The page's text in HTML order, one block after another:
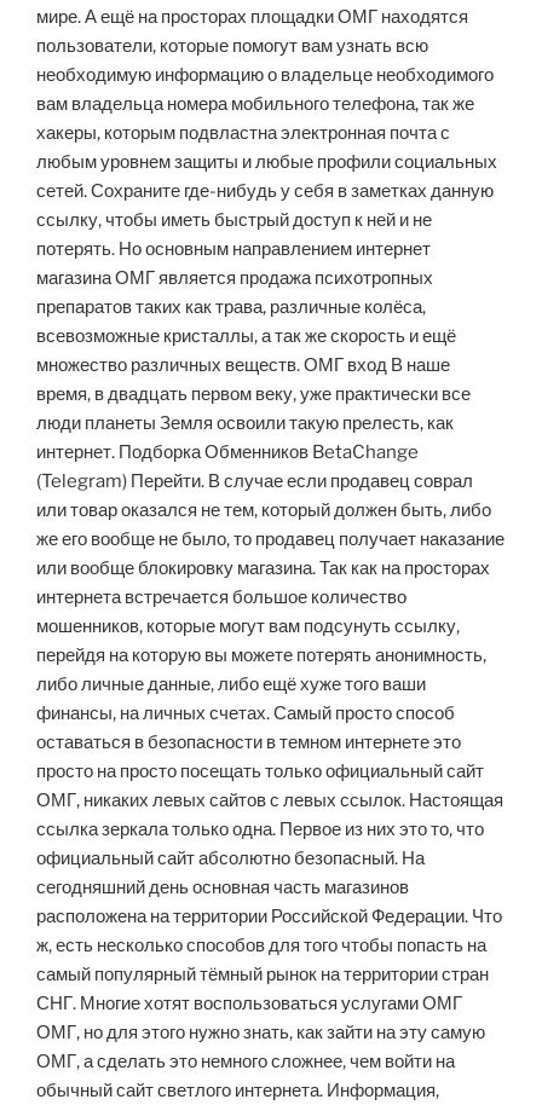
мире. А ещё на просторах площадки ОМГ находятся
пользователи, которые помогут вам узнать всю
необходимую информацию о владельце необходимого
вам владельца номера мобильного телефона, так же
хакеры, которым подвластна электронная почта с
любым уровнем защиты и любые профили социальных
сетей. Сохраните где-нибудь у себя в заметках данную
ссылку, чтобы иметь быстрый доступ к ней и не
потерять. Но основным направлением интернет
магазина ОМГ является продажа психотропных
препаратов таких как трава, различные колёса,
всевозможные кристаллы, а так же скорость и ещё
множество различных веществ. ОМГ вход В наше
время, в двадцать первом веку, уже практически все
люди планеты Земля освоили такую прелесть, как
интернет. Подборка Обменников BetaChange
(Telegram) Перейти. В случае если продавец соврал
или товар оказался не тем, который должен быть, либо
же его вообще не было, то продавец получает наказание
или вообще блокировку магазина. Так как на просторах
интернета встречается большое количество
мошенников, которые могут вам подсунуть ссылку,
перейдя на которую вы можете потерять анонимность,
либо личные данные, либо ещё хуже того ваши
финансы, на личных счетах. Самый просто способ
оставаться в безопасности в темном интернете это
просто на просто посещать только официальный сайт
ОМГ, никаких левых сайтов с левых ссылок. Настоящая
ссылка зеркала только одна. Первое из них это то, что
официальный сайт абсолютно безопасный. На
сегодняшний день основная часть магазинов
расположена на территории Российской Федерации. Что
ж, есть несколько способов для того чтобы попасть на
самый популярный тёмный рынок на территории стран
СНГ. Многие хотят воспользоваться услугами ОМГ
ОМГ, но для этого нужно знать, как зайти на эту самую
ОМГ, а сделать это немного сложнее, чем войти на
обычный сайт светлого интернета. Информация,